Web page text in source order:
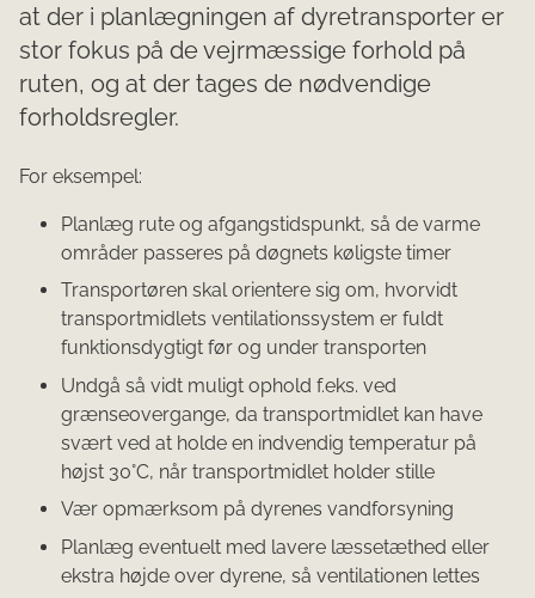
at der i planlægningen af dyretransporter er
stor fokus på de vejrmæssige forhold på
ruten, og at der tages de nødvendige
forholdsregler.
For eksempel:
Planlæg rute og afgangstidspunkt, så de varme
områder passeres på døgnets køligste timer
Transportøren skal orientere sig om, hvorvidt
transportmidlets ventilationssystem er fuldt
funktionsdygtigt før og under transporten
Undgå så vidt muligt ophold f.eks. ved
grænseovergange, da transportmidlet kan have
svært ved at holde en indvendig temperatur på
højst 30°C, når transportmidlet holder stille
Vær opmærksom på dyrenes vandforsyning
Planlæg eventuelt med lavere læssetæthed eller
ekstra højde over dyrene, så ventilationen lettes